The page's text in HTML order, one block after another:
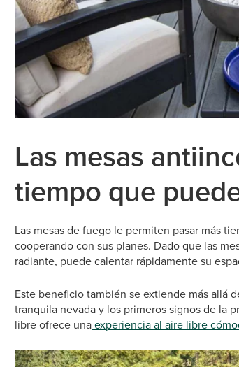
Las mesas
tiempo que
Las mesas de fuego le permiten pasar más
cooperando con sus planes. Dado que las
radiante, puede calentar rápidamente su
Este beneficio también se extiende más allá
tranquila nevada y los primeros signos de la
libre ofrece unaexperiencia al aire libre